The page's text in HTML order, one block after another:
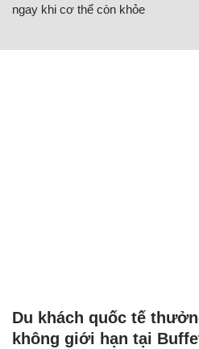
ngay khi cơ thể còn khỏe
Du khách quốc tế
không giới hạn tại